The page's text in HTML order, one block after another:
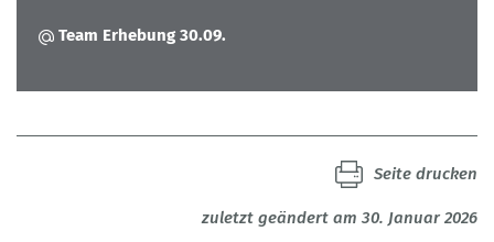
Team Erhebung 30.09.
zuletzt geändert am 30. Januar 2026
Seite drucken